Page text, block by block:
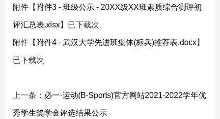
附件【 附件3 - 班级公示 - 20XX级XX班素质综合测评初
评汇总表.xlsx】已下载次
附件【 附件4 - 武汉大学先进班集体(标兵)推荐表.docx】
已下载次
上一条： 必一·运动(B-Sports)官方网站2021-2022学年优
秀学生奖学金评选结果公示